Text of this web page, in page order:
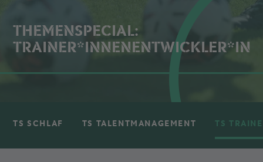
THEMENSPECIAL:
TRAINER*INNENENTWICKLER*IN
TS SCHLAF TS TALENTMANAGEMENT TS